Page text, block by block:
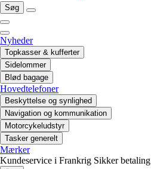
Søg
Nyheder
Topkasser & kufferter
Sidelommer
Blød bagage
Hovedtelefoner
Beskyttelse og synlighed
Navigation og kommunikation
Motorcykeludstyr
Tasker generelt
Mærker
Kundeservice i Frankrig Sikker betaling